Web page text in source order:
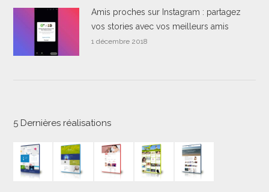
Amis proches sur Instagram : partagez
vos stories avec vos meilleurs amis
1 décembre 2018
5 Dernières réalisations